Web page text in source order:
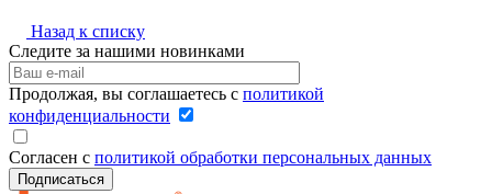
Назад к списку
Следите за нашими новинками
Продолжая, вы соглашаетесь с политикой
конфиденциальности
Согласен с политикой обработки персональных данных